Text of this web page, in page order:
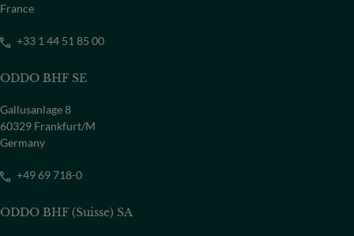
France
+33 1 44 51 85 00
ODDO BHF SE
Gallusanlage 8
60329 Frankfurt/M
Germany
+49 69 718-0
ODDO BHF (Suisse) SA